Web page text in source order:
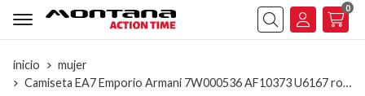
Buscar
0
inicio
mujer
Camiseta EA7 Emporio Armani 7W000536 AF10373 U6167 roasted cashew